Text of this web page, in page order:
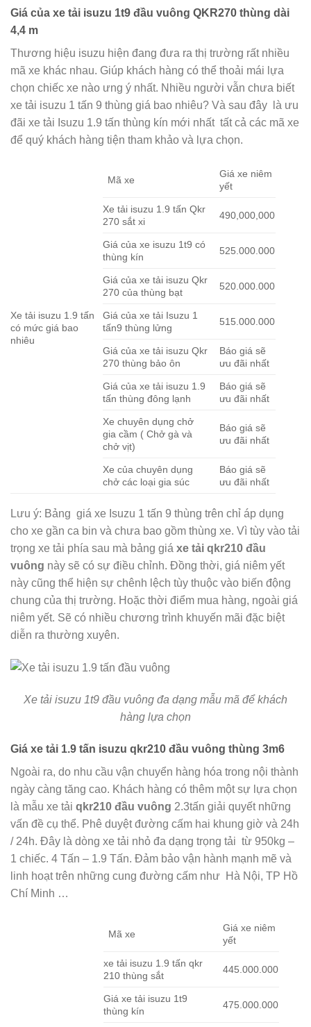
Giá của xe tải isuzu 1t9 đầu vuông QKR270 thùng dài
4,4 m
Thương hiệu isuzu hiện đang đưa ra thị trường rất nhiều
mã xe khác nhau. Giúp khách hàng có thể thoải mái lựa
chọn chiếc xe nào ưng ý nhất. Nhiều người vẫn chưa biết
xe tải isuzu 1 tấn 9 thùng giá bao nhiêu? Và sau đây là ưu
đãi xe tải Isuzu 1.9 tấn thùng kín mới nhất tất cả các mã xe
để quý khách hàng tiện tham khảo và lựa chọn.
Xe tải isuzu 1.9 tấn
có mức giá bao
nhiêu
Mã xe
Giá xe niêm
yết
Xe tải isuzu 1.9 tấn Qkr
270 sắt xi
490,000,000
Giá của xe isuzu 1t9 có
thùng kín
525.000.000
Giá của xe tải isuzu Qkr
270 của thùng bạt
520.000.000
Giá của xe tải Isuzu 1
tấn9 thùng lửng
515.000.000
Giá của xe tải isuzu Qkr
270 thùng bảo ôn
Báo giá sẽ
ưu đãi nhất
Giá của xe tải isuzu 1.9
tấn thùng đông lạnh
Báo giá sẽ
ưu đãi nhất
Xe chuyên dụng chở
gia cầm ( Chở gà và
chở vịt)
Báo giá sẽ
ưu đãi nhất
Xe của chuyên dụng
chở các loại gia súc
Báo giá sẽ
ưu đãi nhất
Lưu ý: Bảng giá xe Isuzu 1 tấn 9 thùng trên chỉ áp dụng
cho xe gần ca bin và chưa bao gồm thùng xe. Vì tùy vào tải
trọng xe tải phía sau mà bảng giá xe tải qkr210 đầu
vuông này sẽ có sự điều chỉnh. Đồng thời, giá niêm yết
này cũng thể hiện sự chênh lệch tùy thuộc vào biến động
chung của thị trường. Hoặc thời điểm mua hàng, ngoài giá
niêm yết. Sẽ có nhiều chương trình khuyến mãi đặc biệt
diễn ra thường xuyên.
Xe tải isuzu 1t9 đầu vuông đa dạng mẫu mã để khách
hàng lựa chọn
Giá xe tải 1.9 tấn isuzu qkr210 đầu vuông thùng 3m6
Ngoài ra, do nhu cầu vận chuyển hàng hóa trong nội thành
ngày càng tăng cao. Khách hàng có thêm một sự lựa chọn
là mẫu xe tải qkr210 đầu vuông 2.3tấn giải quyết những
vấn đề cụ thể. Phê duyệt đường cấm hai khung giờ và 24h
/ 24h. Đây là dòng xe tải nhỏ đa dạng trọng tải từ 950kg –
1 chiếc. 4 Tấn – 1.9 Tấn. Đảm bảo vận hành mạnh mẽ và
linh hoạt trên những cung đường cấm như Hà Nội, TP Hồ
Chí Minh …
Mã xe
Giá xe niêm
yết
xe tải isuzu 1.9 tấn qkr
210 thùng sắt
445.000.000
Giá xe tải isuzu 1t9
thùng kín
475.000.000